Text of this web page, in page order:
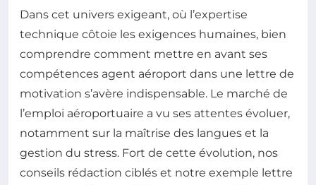
Dans cet univers exigeant, où l’expertise
technique côtoie les exigences humaines, bien
comprendre comment mettre en avant ses
compétences agent aéroport dans une lettre de
motivation s’avère indispensable. Le marché de
l’emploi aéroportuaire a vu ses attentes évoluer,
notamment sur la maîtrise des langues et la
gestion du stress. Fort de cette évolution, nos
conseils rédaction ciblés et notre exemple lettre